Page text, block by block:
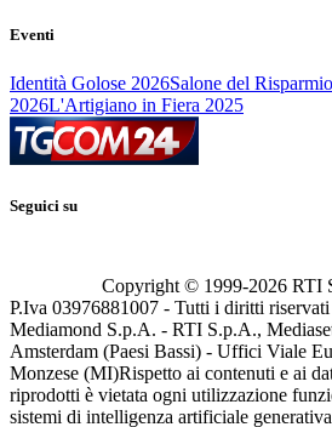
Eventi
Identità Golose 2026Salone del
2026L'Artigiano in Fiera 2025
Seguici su
Copyright © 1999-2026 RTI
P.Iva 03976881007 - Tutti i diritti
Mediamond S.p.A. - RTI S.p.A.,
Amsterdam (Paesi Bassi) - Uffici Viale
Monzese (MI)Rispetto ai contenuti e ai
riprodotti è vietata ogni utilizzazione
sistemi di intelligenza artificiale